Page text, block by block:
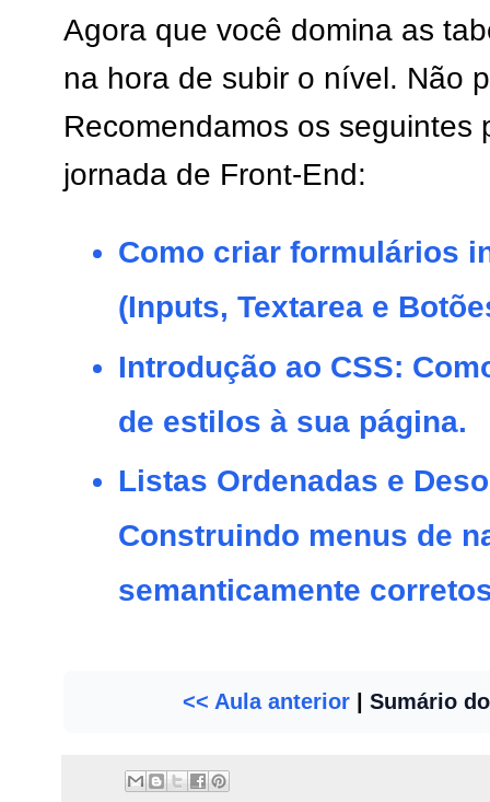
Agora que você domina as
na hora de subir o nível. Não
Recomendamos os seguintes
jornada de Front-End:
Como criar formulários
(Inputs, Textarea e
Introdução ao CSS:
de estilos à sua página.
Listas Ordenadas e
Construindo menus de
semanticamente
<< Aula anterior| Sumário